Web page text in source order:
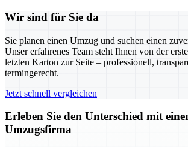
Wir sind für Sie da
Sie planen einen Umzug und suchen einen
Unser erfahrenes Team steht Ihnen von der
letzten Karton zur Seite – professionell,
termingerecht.
Jetzt schnell vergleichen
Erleben Sie den Unterschied mit
Umzugsfirma